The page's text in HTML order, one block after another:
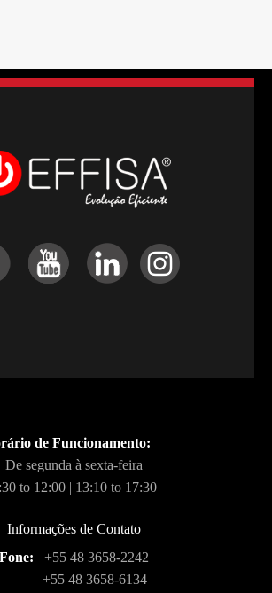
de Funcionamento:
De segunda à sexta-feira
to 12:00 | 13:10 to 17:30
Informações de Contato
Fone:
+55 48 3658-2242
+55 48 3658-6134